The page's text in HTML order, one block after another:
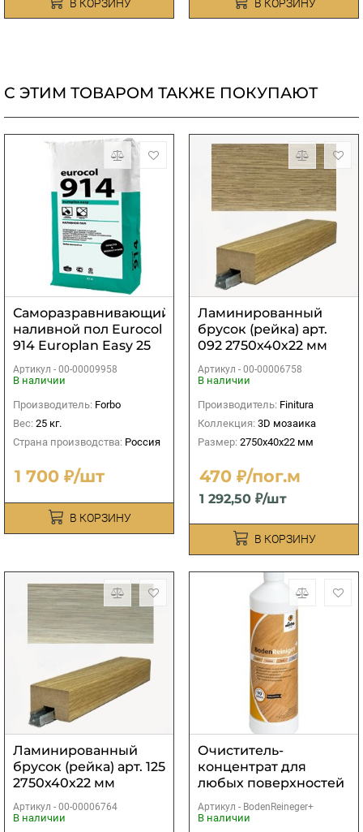
В КОРЗИНУ В КОРЗИНУ
С ЭТИМ ТОВАРОМ ТАКЖЕ ПОКУПАЮТ
Саморазравнивающийся
наливной пол Eurocol
914 Europlan Easy 25
кг
Артикул - 00-00009958
В наличии
Производитель: Forbo
Вес: 25 кг.
Страна производства: Россия
1 700 ₽/шт
В КОРЗИНУ
Ламинированный
брусок (рейка) арт.
092 2750х40х22 мм
Артикул - 00-00006758
В наличии
Производитель: Finitura
Коллекция: 3D мозаика
Размер: 2750х40х22 мм
470 ₽/пог.м
1 292,50 ₽/шт
В КОРЗИНУ
Ламинированный
брусок (рейка) арт. 125
2750х40х22 мм
Артикул - 00-00006764
В наличии
Очиститель-
концентрат для
любых поверхностей
BodenReineger
Артикул - BodenReineger+
В наличии